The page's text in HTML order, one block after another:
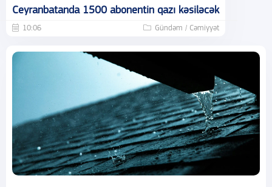
Ceyranbatanda 1500 abonentin qazı kəsiləcək
10:06 Gündəm / Cəmiyyət